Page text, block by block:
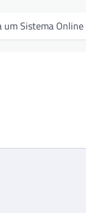
um Sistema Online